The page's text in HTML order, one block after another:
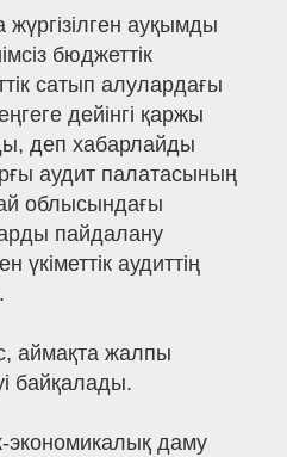
ауқымды
бюджеттік
сатып алулардағы
дейінгі қаржы
деп хабарлайды
аудит палатасының
облысындағы
пайдалану
үкіметтік аудиттің
аймақта жалпы
байқалады.
экономикалық даму